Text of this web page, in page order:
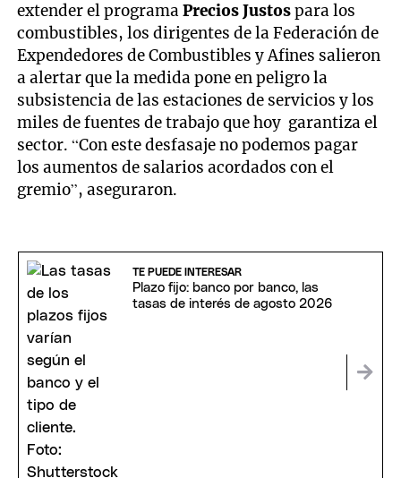
extender el programaPreciosJustospara los
combustibles, los dirigentes de la Federación de
Expendedores de Combustibles y Afines salieron
a alertar que la medida pone en peligro la
subsistencia de las estaciones de servicios y los
miles de fuentes de trabajo que hoy garantiza el
sector. “Con este desfasaje no podemos pagar
los aumentos de salarios acordados con el
gremio”, aseguraron.
TE PUEDE INTERESAR
Plazo fijo: banco por banco, las
tasas de interés de agosto 2026